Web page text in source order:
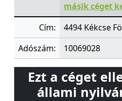
másik céget
Cím:
4494 Kékcse
Adószám:
10069028
Ezt a céget
állami